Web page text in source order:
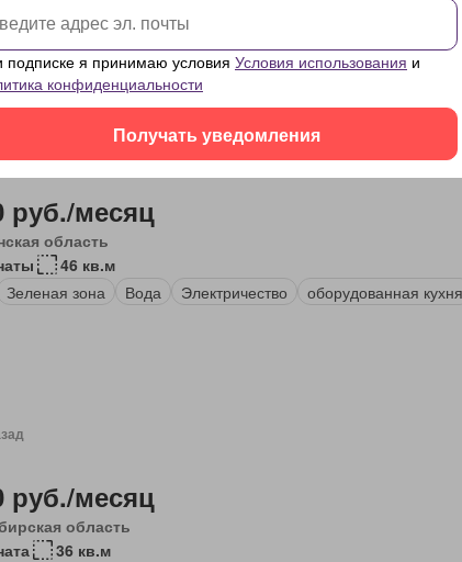
кухня
Полностью меблирована
руб./месяц
область
46 кв.м
Зеленая зона Вода Электричество оборудованная кухня
руб./месяц
область
36 кв.м
подписке я принимаю условия Условия использования и
конфиденциальности
Получать уведомления